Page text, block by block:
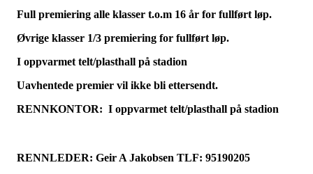
Full premiering alle klasser t.o.m 16 år for fullført løp.
Øvrige klasser 1/3 premiering for fullført løp.
I oppvarmet telt/plasthall på stadion
Uavhentede premier vil ikke bli ettersendt.
RENNKONTOR: I oppvarmet telt/plasthall på stadion
RENNLEDER: Geir A Jakobsen TLF: 95190205